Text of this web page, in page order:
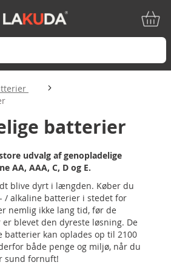
batterier
udvalg af genopladelige
AA, AAA, C, D og E.
blive dyrt i længden. Køber du
/ alkaline batterier i stedet for
nemlig ikke lang tid, før de
blevet den dyreste løsning. De
batterier kan oplades op til 2100
både penge og miljø, når du
sund fornuft!